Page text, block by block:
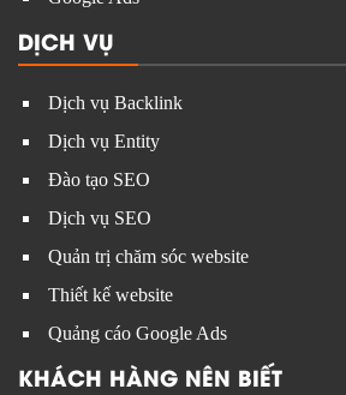
DỊCH VỤ
Dịch vụ Backlink
Dịch vụ Entity
Đào tạo SEO
Dịch vụ SEO
Quản trị chăm sóc website
Thiết kế website
Quảng cáo Google Ads
KHÁCH HÀNG NÊN BIẾT